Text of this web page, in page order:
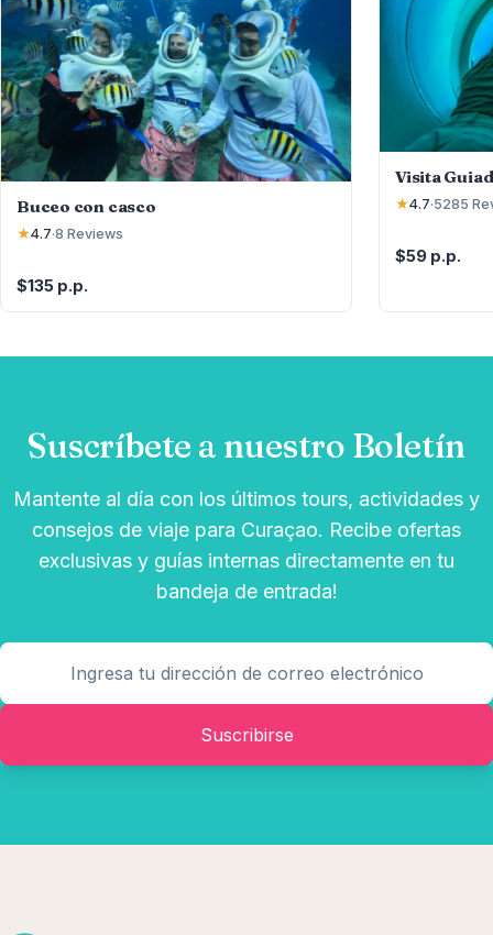
Buceo con casco
★4.7·8 Reviews
$135 p.p.
Visita
★4.7·5285
$59 p.p.
Suscríbete a nuestro Boletín
Mantente al día con los últimos tours, actividades y
consejos de viaje para Curaçao. Recibe ofertas
exclusivas y guías internas directamente en tu
bandeja de entrada!
Suscribirse